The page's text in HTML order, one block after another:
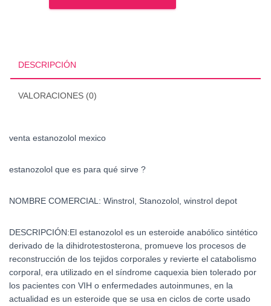
DESCRIPCIÓN
VALORACIONES (0)
venta estanozolol mexico
estanozolol que es para qué sirve ?
NOMBRE COMERCIAL: Winstrol, Stanozolol, winstrol depot
DESCRIPCIÓN:El estanozolol es un esteroide anabólico sintético
derivado de la dihidrotestosterona, promueve los procesos de
reconstrucción de los tejidos corporales y revierte el catabolismo
corporal, era utilizado en el síndrome caquexia bien tolerado por
los pacientes con VIH o enfermedades autoinmunes, en la
actualidad es un esteroide que se usa en ciclos de corte usado